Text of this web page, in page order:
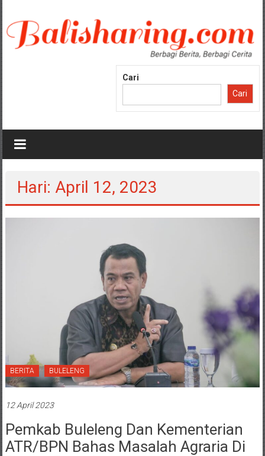
konten
Cari
Cari
Hari: April 12, 2023
BERITA BULELENG
12 April 2023
Pemkab Buleleng Dan Kementerian
ATR/BPN Bahas Masalah Agraria Di